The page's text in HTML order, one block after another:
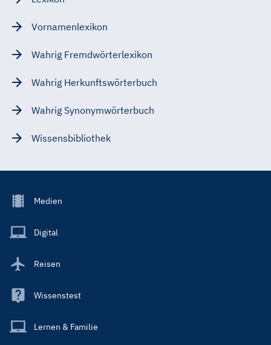
Vornamenlexikon
Wahrig Fremdwörterlexikon
Wahrig Herkunftswörterbuch
Wahrig Synonymwörterbuch
Wissensbibliothek
Footer
Main
Medien
Digital
Reisen
Wissenstest
Lernen & Familie